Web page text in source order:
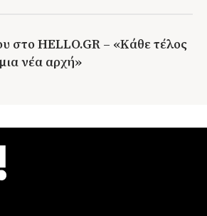
στο HELLO.GR – «Κάθε τέλος
νέα αρχή»